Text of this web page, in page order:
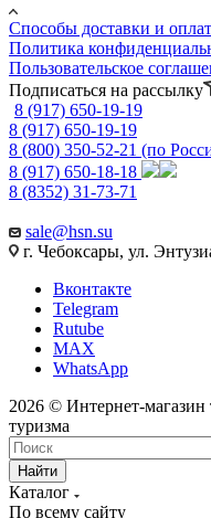
Способы доставки и
Политика
Пользовательское
Подписаться на рассылку
8 (917) 650-19-19
8 (917) 650-19-19
8 (800) 350-52-21 (по
8 (917) 650-18-18
8 (8352) 31-73-71
sale@hsn.su
г. Чебоксары, ул.
Вконтакте
Telegram
Rutube
MAX
WhatsApp
2026 © Интернет-магазин
туризма
Найти
Каталог
По всему сайту